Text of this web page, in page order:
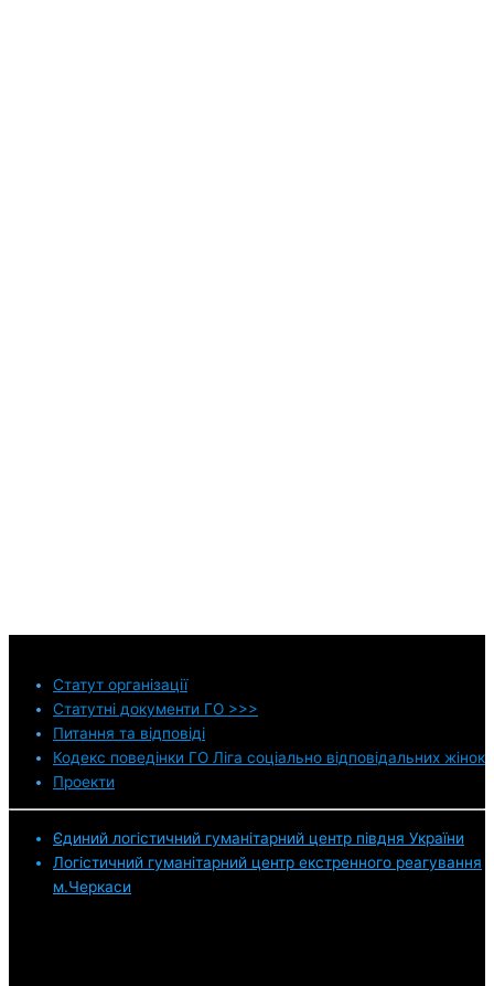
Статут організації
Статутні документи ГО >>>
Питання та відповіді
Кодекс поведінки ГО Ліга соціально відповідальних жінок
Проекти
Єдиний логістичний гуманітарний центр півдня України
Логістичний гуманітарний центр екстренного реагування
м.Черкаси